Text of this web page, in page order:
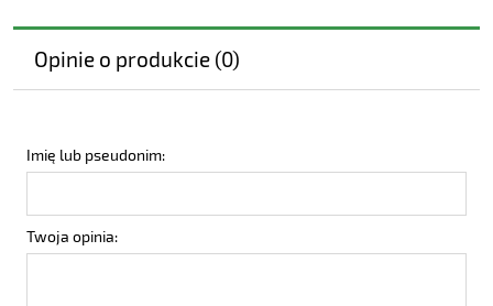
Opinie o produkcie (0)
Imię lub pseudonim:
Twoja opinia: